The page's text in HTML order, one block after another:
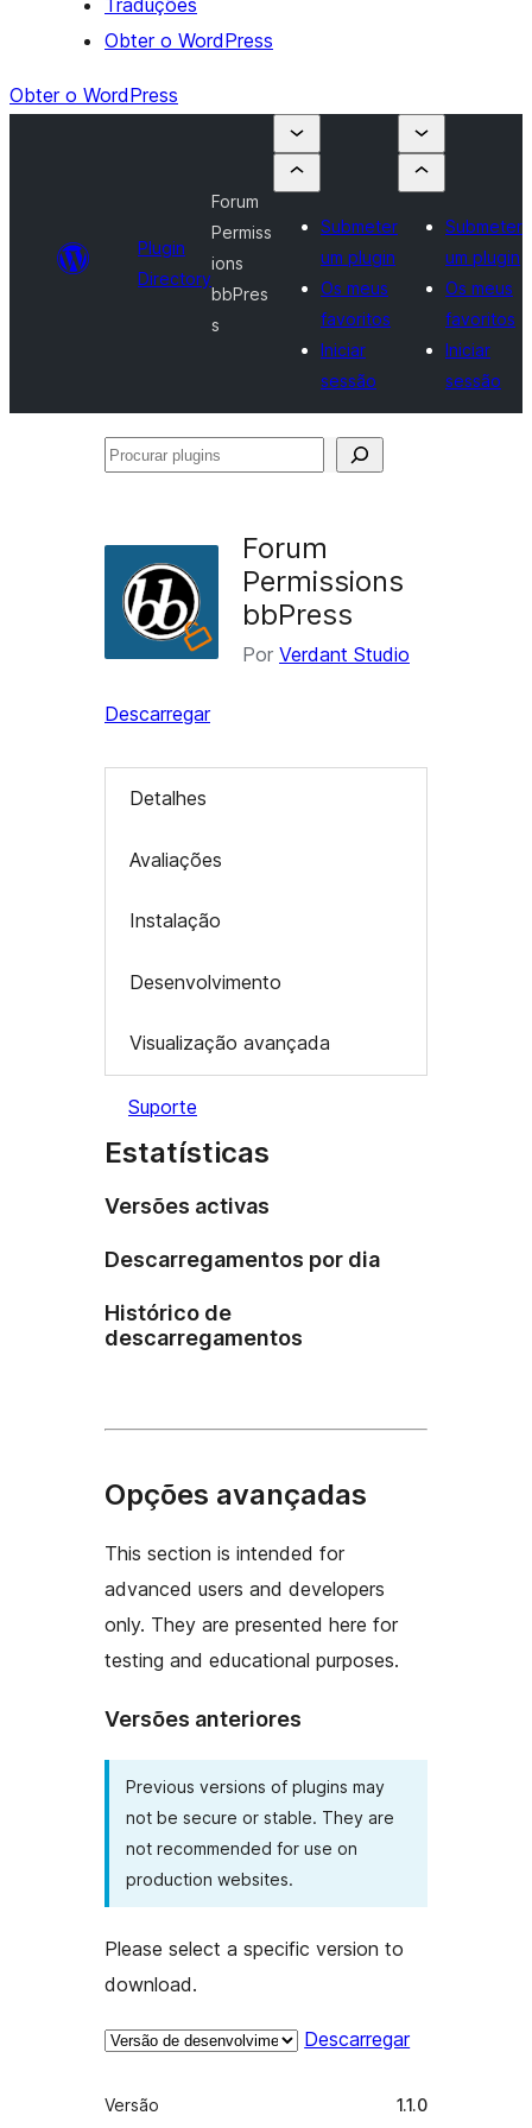
Traduções
Obter o WordPress
Obter o WordPress
Plugin
Directory
Forum
Permiss
ions
bbPres
s
Submeter
um plugin
Os meus
favoritos
Iniciar
sessão
Submeter
um plugin
Os meus
favoritos
Iniciar
sessão
Procurar
Forum
Permissions
bbPress
Por Verdant Studio
Descarregar
Detalhes
Avaliações
Instalação
Desenvolvimento
Visualização avançada
Suporte
Estatísticas
Versões activas
Descarregamentos por dia
Histórico de
descarregamentos
Opções avançadas
This section is intended for
advanced users and developers
only. They are presented here for
testing and educational purposes.
Versões anteriores
Previous versions of plugins may
not be secure or stable. They are
not recommended for use on
production websites.
Please select a specific version to
download.
Descarregar
Metadados
Versão 1.1.0